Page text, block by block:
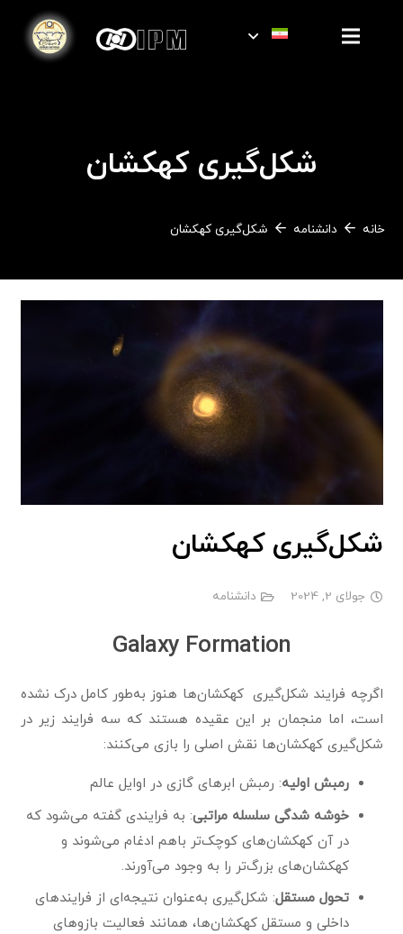
شکل‌گیری کهکشان
خانه دانشنامه شکل‌گیری کهکشان
شکل‌گیری کهکشان
جولای 2, 2024 دانشنامه
Galaxy Formation
اگرچه فرایند شکل‌گیری کهکشان‌ها هنوز به‌طور کامل درک نشده
است، اما منجمان بر این عقیده هستند که سه فرایند زیر در
شکل‌گیری کهکشان‌ها نقش اصلی را بازی می‌کنند:
رمبش اولیه: رمبش ابرهای گازی در اوایل عالم
خوشه شدگی سلسله مراتبی: به فرایندی گفته می‌شود که
در آن کهکشان‌های کوچک‌تر باهم ادغام می‌شوند و
کهکشان‌های بزرگ‌تر را به وجود می‌آورند.
تحول مستقل: شکل‌گیری به‌عنوان نتیجه‌ای از فرایندهای
داخلی و مستقل کهکشان‌ها، همانند فعالیت بازوهای